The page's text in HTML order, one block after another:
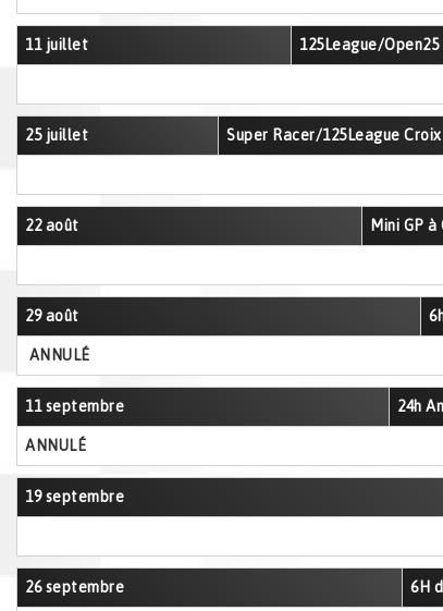
11 juillet 125League/
25 juillet Super Racer/125League
22 août Mini GP
29 août
ANNULÉ
11 septembre 24h
ANNULÉ
19 septembre
26 septembre 6H